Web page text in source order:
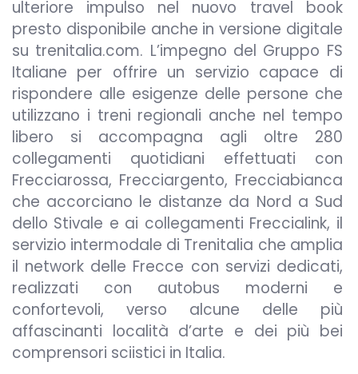
ulteriore impulso nel nuovo travel book
presto disponibile anche in versione digitale
su trenitalia.com. L’impegno del Gruppo FS
Italiane per offrire un servizio capace di
rispondere alle esigenze delle persone che
utilizzano i treni regionali anche nel tempo
libero si accompagna agli oltre 280
collegamenti quotidiani effettuati con
Frecciarossa, Frecciargento, Frecciabianca
che accorciano le distanze da Nord a Sud
dello Stivale e ai collegamenti Freccialink, il
servizio intermodale di Trenitalia che amplia
il network delle Frecce con servizi dedicati,
realizzati con autobus moderni e
confortevoli, verso alcune delle più
affascinanti località d’arte e dei più bei
comprensori sciistici in Italia.